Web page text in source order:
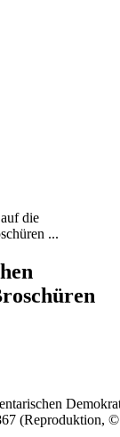
die
...
(Reproduktion,